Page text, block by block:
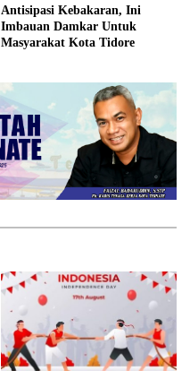
Antisipasi Kebakaran, Ini
Imbauan Damkar Untuk
Masyarakat Kota Tidore